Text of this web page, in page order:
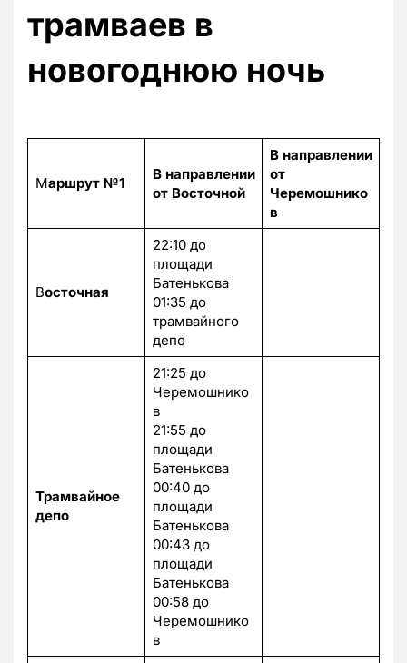
трамваев в
новогоднюю ночь
Маршрут №1
В направлении
от Восточной
В направлении
от
Черемошнико
в
Восточная
22:10 до
площади
Батенькова
01:35 до
трамвайного
депо
Трамвайное
депо
21:25 до
Черемошнико
в
21:55 до
площади
Батенькова
00:40 до
площади
Батенькова
00:43 до
площади
Батенькова
00:58 до
Черемошнико
в